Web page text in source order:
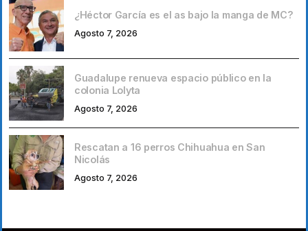
¿Héctor García es el as bajo la manga de MC?
Agosto 7, 2026
Guadalupe renueva espacio público en la
colonia Lolyta
Agosto 7, 2026
Rescatan a 16 perros Chihuahua en San
Nicolás
Agosto 7, 2026